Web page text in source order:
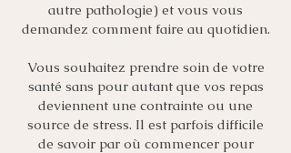
autre pathologie) et vous vous
demandez comment faire au quotidien.
Vous souhaitez prendre soin de votre
santé sans pour autant que vos repas
deviennent une contrainte ou une
source de stress. Il est parfois difficile
de savoir par où commencer pour